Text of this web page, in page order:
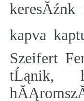
kapva
Szeifert
tĹąnik,